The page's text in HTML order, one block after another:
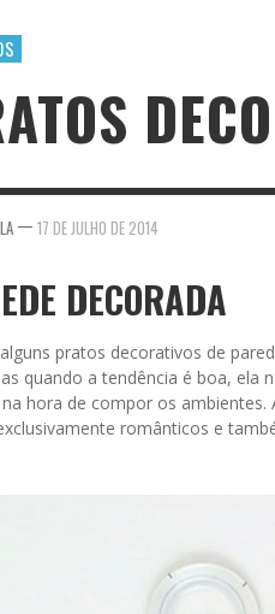
— 17 DE JULHO DE 2014
DECORADA
pratos decorativos de
quando a tendência é boa, ela
hora de compor os
românticos e